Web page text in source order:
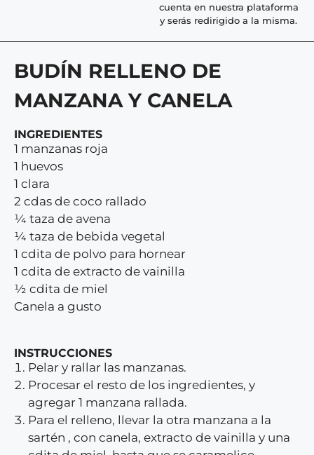
cuenta en nuestra plataforma
y serás redirigido a la misma.
BUDÍN RELLENO DE
MANZANA Y CANELA
INGREDIENTES
1 manzanas roja
1 huevos
1 clara
2 cdas de coco rallado
¼ taza de avena
¼ taza de bebida vegetal
1 cdita de polvo para hornear
1 cdita de extracto de vainilla
½ cdita de miel
Canela a gusto
INSTRUCCIONES
Pelar y rallar las manzanas.
Procesar el resto de los ingredientes, y
agregar 1 manzana rallada.
Para el relleno, llevar la otra manzana a la
sartén , con canela, extracto de vainilla y una